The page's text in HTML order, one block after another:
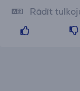
Rādīt